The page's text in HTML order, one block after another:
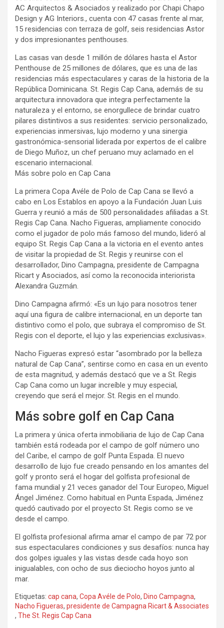
AC Arquitectos & Asociados y realizado por Chapi Chapo
Design y AG Interiors., cuenta con 47 casas frente al mar,
15 residencias con terraza de golf, seis residencias Astor
y dos impresionantes penthouses.
Las casas van desde 1 millón de dólares hasta el Astor
Penthouse de 25 millones de dólares, que es una de las
residencias más espectaculares y caras de la historia de la
República Dominicana. St. Regis Cap Cana, además de su
arquitectura innovadora que integra perfectamente la
naturaleza y el entorno, se enorgullece de brindar cuatro
pilares distintivos a sus residentes: servicio personalizado,
experiencias inmersivas, lujo moderno y una sinergia
gastronómica-sensorial liderada por expertos de el calibre
de Diego Muñoz, un chef peruano muy aclamado en el
escenario internacional.
Más sobre polo en Cap Cana
La primera Copa Avéle de Polo de Cap Cana se llevó a
cabo en Los Establos en apoyo a la Fundación Juan Luis
Guerra y reunió a más de 500 personalidades afiliadas a St.
Regis Cap Cana. Nacho Figueras, ampliamente conocido
como el jugador de polo más famoso del mundo, lideró al
equipo St. Regis Cap Cana a la victoria en el evento antes
de visitar la propiedad de St. Regis y reunirse con el
desarrollador, Dino Campagna, presidente de Campagna
Ricart y Asociados, así como la reconocida interiorista
Alexandra Guzmán.
Dino Campagna afirmó: «Es un lujo para nosotros tener
aquí una figura de calibre internacional, en un deporte tan
distintivo como el polo, que subraya el compromiso de St.
Regis con el deporte, el lujo y las experiencias exclusivas».
Nacho Figueras expresó estar “asombrado por la belleza
natural de Cap Cana”, sentirse como en casa en un evento
de esta magnitud, y además destacó que ve a St. Regis
Cap Cana como un lugar increíble y muy especial,
creyendo que será el mejor. St. Regis en el mundo.
Más sobre golf en Cap Cana
La primera y única oferta inmobiliaria de lujo de Cap Cana
también está rodeada por el campo de golf número uno
del Caribe, el campo de golf Punta Espada. El nuevo
desarrollo de lujo fue creado pensando en los amantes del
golf y pronto será el hogar del golfista profesional de
fama mundial y 21 veces ganador del Tour Europeo, Miguel
Ángel Jiménez. Como habitual en Punta Espada, Jiménez
quedó cautivado por el proyecto St. Regis como se ve
desde el campo.
El golfista profesional afirma amar el campo de par 72 por
sus espectaculares condiciones y sus desafíos: nunca hay
dos golpes iguales y las vistas desde cada hoyo son
inigualables, con ocho de sus dieciocho hoyos junto al
mar.
Etiquetas: cap cana, Copa Avéle de Polo, Dino Campagna,
Nacho Figueras, presidente de Campagna Ricart & Associates
, The St. Regis Cap Cana